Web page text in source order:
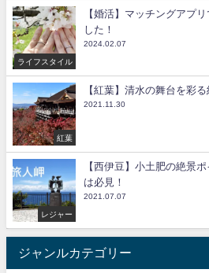
ライフスタイル
【婚活】マッチングアプ
した！
2024.02.07
紅葉
【紅葉】清水の舞台を彩
2021.11.30
レジャー
【西伊豆】小土肥の絶景
は必見！
2021.07.07
ジャンルカテゴリー